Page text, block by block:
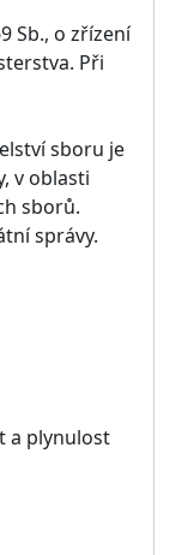
Sb., o zřízení
Při
sboru je
v oblasti
sborů.
správy.
a plynulost